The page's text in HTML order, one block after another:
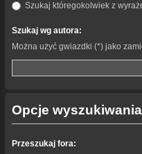
Szukaj któregokolwiek z
Szukaj wg autora:
Można użyć gwiazdki (*) jako
Opcje wyszukiwania
Przeszukaj fora: